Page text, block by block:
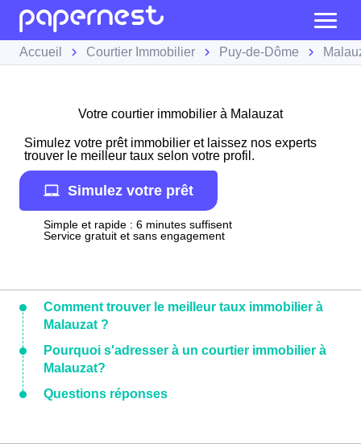
Accueil Courtier Immobilier Puy-de-Dôme
Votre courtier immobilier à Malauzat
Simulez votre prêt immobilier et laissez nos experts
trouver le meilleur taux selon votre profil.
Simulez votre prêt
Simple et rapide : 6 minutes suffisent
Service gratuit et sans engagement
Comment trouver le meilleur taux immobilier à
Malauzat ?
Pourquoi s'adresser à un courtier immobilier à
Malauzat?
Questions réponses